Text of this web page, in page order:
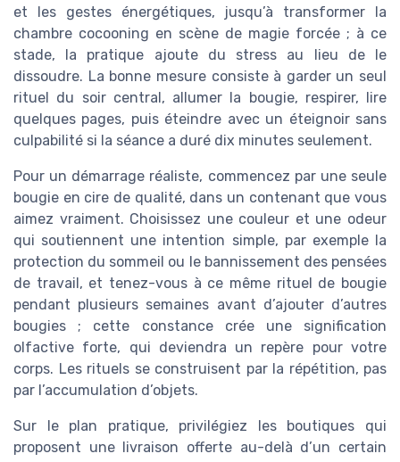
et les gestes énergétiques, jusqu’à transformer la
chambre cocooning en scène de magie forcée ; à ce
stade, la pratique ajoute du stress au lieu de le
dissoudre. La bonne mesure consiste à garder un seul
rituel du soir central, allumer la bougie, respirer, lire
quelques pages, puis éteindre avec un éteignoir sans
culpabilité si la séance a duré dix minutes seulement.
Pour un démarrage réaliste, commencez par une seule
bougie en cire de qualité, dans un contenant que vous
aimez vraiment. Choisissez une couleur et une odeur
qui soutiennent une intention simple, par exemple la
protection du sommeil ou le bannissement des pensées
de travail, et tenez-vous à ce même rituel de bougie
pendant plusieurs semaines avant d’ajouter d’autres
bougies ; cette constance crée une signification
olfactive forte, qui deviendra un repère pour votre
corps. Les rituels se construisent par la répétition, pas
par l’accumulation d’objets.
Sur le plan pratique, privilégiez les boutiques qui
proposent une livraison offerte au-delà d’un certain